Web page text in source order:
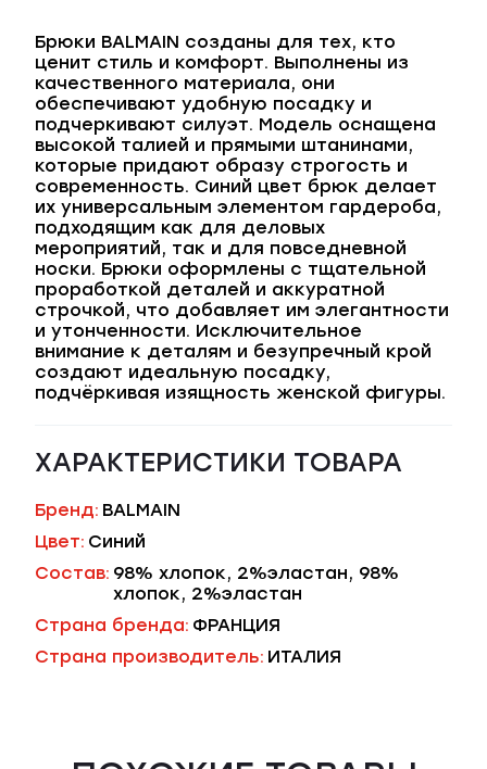
Брюки BALMAIN созданы для тех, кто
ценит стиль и комфорт. Выполнены из
качественного материала, они
обеспечивают удобную посадку и
подчеркивают силуэт. Модель оснащена
высокой талией и прямыми штанинами,
которые придают образу строгость и
современность. Синий цвет брюк делает
их универсальным элементом гардероба,
подходящим как для деловых
мероприятий, так и для повседневной
носки. Брюки оформлены с тщательной
проработкой деталей и аккуратной
строчкой, что добавляет им элегантности
и утонченности. Исключительное
внимание к деталям и безупречный крой
создают идеальную посадку,
подчёркивая изящность женской фигуры.
ХАРАКТЕРИСТИКИ ТОВАРА
Бренд: BALMAIN
Цвет: Синий
Состав: 98% хлопок, 2%эластан, 98%
хлопок, 2%эластан
Страна бренда: ФРАНЦИЯ
Страна производитель: ИТАЛИЯ